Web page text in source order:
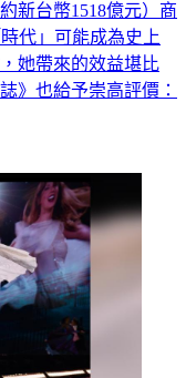
場場秒殺，締造驚人
新台幣1518億元）商
代」可能成為史上
她帶來的效益堪比
》也給予崇高評價：